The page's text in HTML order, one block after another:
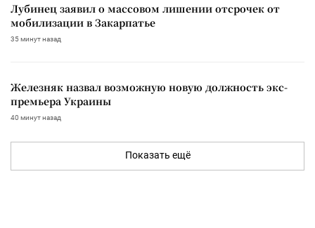
Лубинец заявил о массовом лишении отсрочек от
мобилизации в Закарпатье
35 минут назад
Железняк назвал возможную новую должность экс-
премьера Украины
40 минут назад
Показать ещё